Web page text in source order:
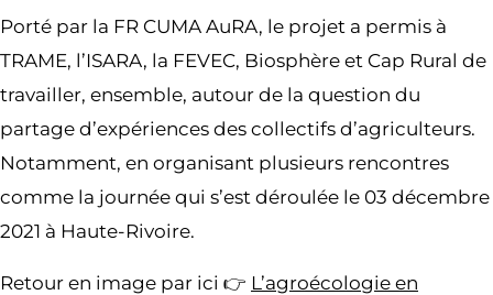
Porté par la FR CUMA AuRA, le projet a permis à
TRAME, l’ISARA, la FEVEC, Biosphère et Cap Rural de
travailler, ensemble, autour de la question du
partage d’expériences des collectifs d’agriculteurs.
Notamment, en organisant plusieurs rencontres
comme la journée qui s’est déroulée le 03 décembre
2021 à Haute-Rivoire.
Retour en image par ici 👉 L’agroécologie en